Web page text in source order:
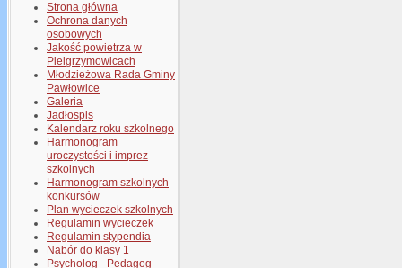
Strona główna
Ochrona danych
osobowych
Jakość powietrza w
Pielgrzymowicach
Młodzieżowa Rada Gminy
Pawłowice
Galeria
Jadłospis
Kalendarz roku szkolnego
Harmonogram
uroczystości i imprez
szkolnych
Harmonogram szkolnych
konkursów
Plan wycieczek szkolnych
Regulamin wycieczek
Regulamin stypendia
Nabór do klasy 1
Psycholog - Pedagog -